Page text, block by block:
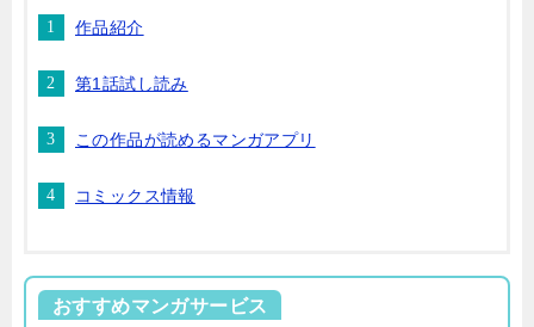
作品紹介
第1話試し読み
この作品が読めるマンガアプリ
コミックス情報
おすすめマンガサービス